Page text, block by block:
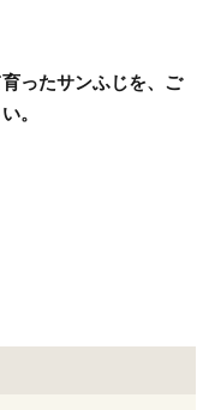
ったサンふじを、ご
。